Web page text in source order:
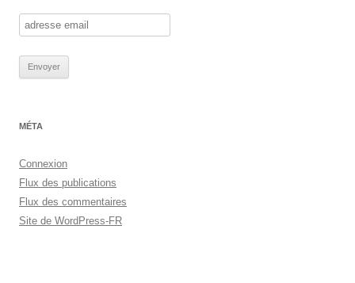
MÉTA
Connexion
Flux des publications
Flux des commentaires
Site de WordPress-FR